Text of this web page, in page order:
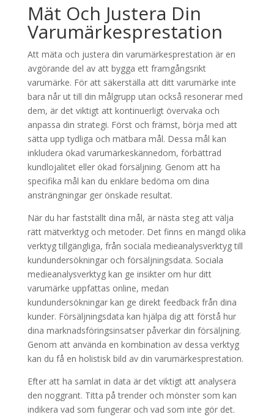
Mät Och Justera Din
Varumärkesprestation
Att mäta och justera din varumärkesprestation är en
avgörande del av att bygga ett framgångsrikt
varumärke. För att säkerställa att ditt varumärke inte
bara når ut till din målgrupp utan också resonerar med
dem, är det viktigt att kontinuerligt övervaka och
anpassa din strategi. Först och främst, börja med att
sätta upp tydliga och mätbara mål. Dessa mål kan
inkludera ökad varumärkeskännedom, förbättrad
kundlojalitet eller ökad försäljning. Genom att ha
specifika mål kan du enklare bedöma om dina
ansträngningar ger önskade resultat.
När du har fastställt dina mål, är nästa steg att välja
rätt mätverktyg och metoder. Det finns en mängd olika
verktyg tillgängliga, från sociala medieanalysverktyg till
kundundersökningar och försäljningsdata. Sociala
medieanalysverktyg kan ge insikter om hur ditt
varumärke uppfattas online, medan
kundundersökningar kan ge direkt feedback från dina
kunder. Försäljningsdata kan hjälpa dig att förstå hur
dina marknadsföringsinsatser påverkar din försäljning.
Genom att använda en kombination av dessa verktyg
kan du få en holistisk bild av din varumärkesprestation.
Efter att ha samlat in data är det viktigt att analysera
den noggrant. Titta på trender och mönster som kan
indikera vad som fungerar och vad som inte gör det.